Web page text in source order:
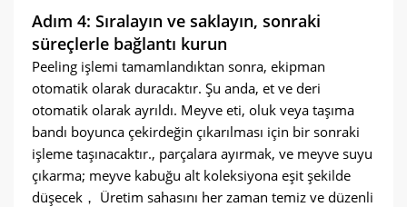
Adım 4: Sıralayın ve saklayın, sonraki
süreçlerle bağlantı kurun
Peeling işlemi tamamlandıktan sonra, ekipman
otomatik olarak duracaktır. Şu anda, et ve deri
otomatik olarak ayrıldı. Meyve eti, oluk veya taşıma
bandı boyunca çekirdeğin çıkarılması için bir sonraki
işleme taşınacaktır., parçalara ayırmak, ve meyve suyu
çıkarma; meyve kabuğu alt koleksiyona eşit şekilde
düşecek， Üretim sahasını her zaman temiz ve düzenli